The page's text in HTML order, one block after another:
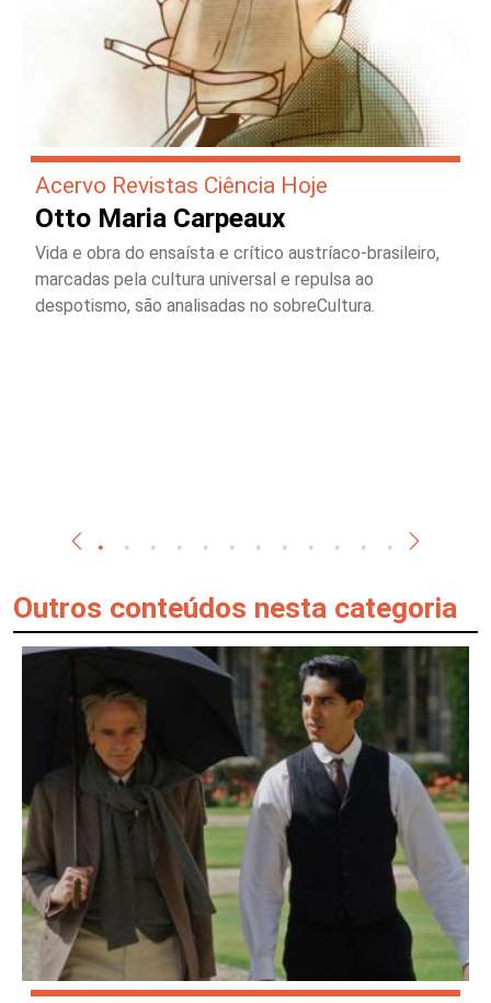
Acervo Revistas Ciência Hoje
Otto Maria Carpeaux
Vida e obra do ensaísta e crítico austríaco-brasileiro,
marcadas pela cultura universal e repulsa ao
despotismo, são analisadas no sobreCultura.
Outros conteúdos nesta categoria